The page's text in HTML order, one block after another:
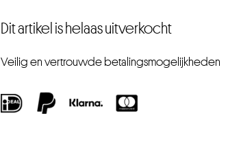
Dit artikel is helaas uitverkocht
Veilig en vertrouwde betalingsmogelijkheden